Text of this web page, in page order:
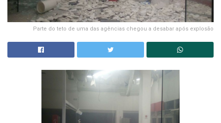
Parte do teto de uma das agências chegou a desabar após explosão